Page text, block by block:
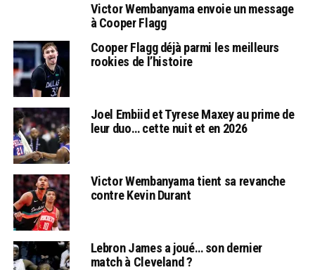
Victor Wembanyama envoie un message
à Cooper Flagg
Cooper Flagg déjà parmi les meilleurs
rookies de l’histoire
Joel Embiid et Tyrese Maxey au prime de
leur duo… cette nuit et en 2026
Victor Wembanyama tient sa revanche
contre Kevin Durant
Lebron James a joué… son dernier
match à Cleveland ?